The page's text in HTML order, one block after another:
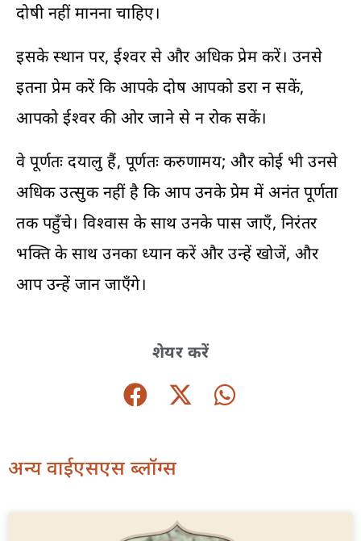
दोषी नहीं मानना ​​चाहिए।
इसके स्थान पर, ईश्वर से और अधिक प्रेम करें। उनसे
इतना प्रेम करें कि आपके दोष आपको डरा न सकें,
आपको ईश्वर की ओर जाने से न रोक सकें।
वे पूर्णतः दयालु हैं, पूर्णतः करुणामय; और कोई भी उनसे
अधिक उत्सुक नहीं है कि आप उनके प्रेम में अनंत पूर्णता
तक पहुँचे। विश्वास के साथ उनके पास जाएँ, निरंतर
भक्ति के साथ उनका ध्यान करें और उन्हें खोजें, और
आप उन्हें जान जाएँगे।
शेयर करें
अन्य वाईएसएस ब्लॉग्स